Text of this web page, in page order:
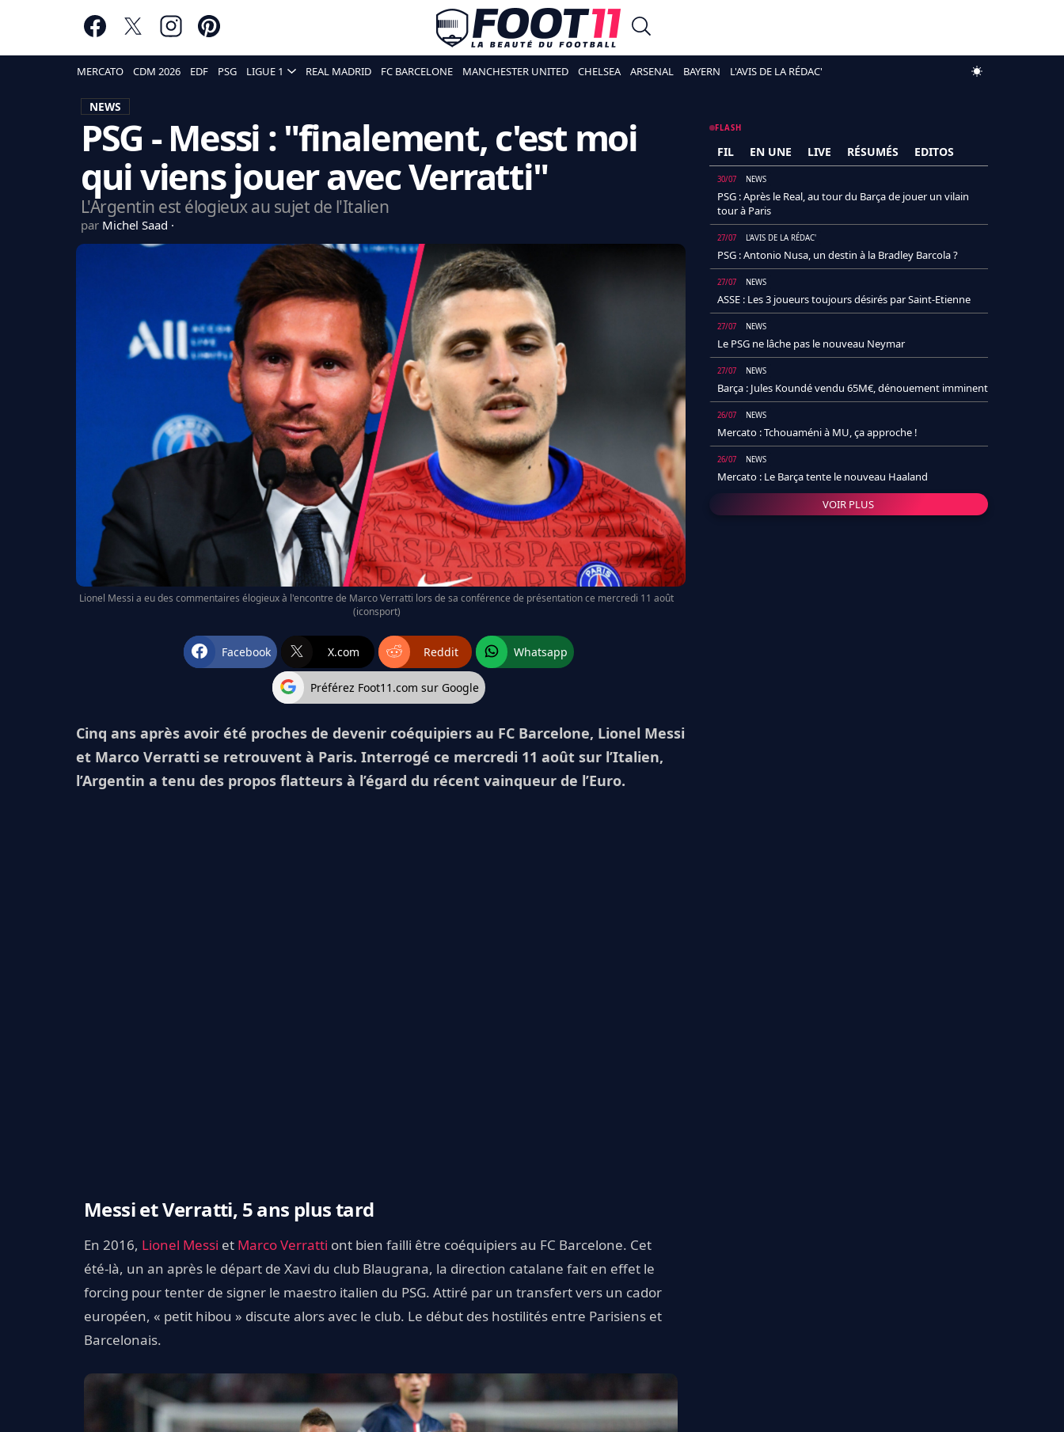
MERCATO CDM 2026 EDF PSG LIGUE 1 REAL MADRID FC BARCELONE MANCHESTER UNITED CHELSEA ARSENAL BAYERN L'AVIS DE LA RÉDAC'
NEWS
PSG - Messi : "finalement, c'est moi
qui viens jouer avec Verratti"
L'Argentin est élogieux au sujet de l'Italien
par Michel Saad
Lionel Messi a eu des commentaires élogieux à l'encontre de Marco Verratti lors de sa conférence de présentation ce mercredi 11 août
(iconsport)
Facebook X.com Reddit Whatsapp
Préférez Foot11.com sur Google
Cinq ans après avoir été proches de devenir coéquipiers au FC Barcelone, Lionel Messi
et Marco Verratti se retrouvent à Paris. Interrogé ce mercredi 11 août sur l’Italien,
l’Argentin a tenu des propos flatteurs à l’égard du récent vainqueur de l’Euro.
Messi et Verratti, 5 ans plus tard
En 2016, Lionel Messi et Marco Verratti ont bien failli être coéquipiers au FC Barcelone. Cet
été-là, un an après le départ de Xavi du club Blaugrana, la direction catalane fait en effet le
forcing pour tenter de signer le maestro italien du PSG. Attiré par un transfert vers un cador
européen, « petit hibou » discute alors avec le club. Le début des hostilités entre Parisiens et
Barcelonais.
FLASH
FIL EN UNE LIVE RÉSUMÉS EDITOS
30/07 NEWS
PSG : Après le Real, au tour du Barça de jouer un vilain
tour à Paris
27/07 L'AVIS DE LA RÉDAC'
PSG : Antonio Nusa, un destin à la Bradley Barcola ?
27/07 NEWS
ASSE : Les 3 joueurs toujours désirés par Saint-Etienne
27/07 NEWS
Le PSG ne lâche pas le nouveau Neymar
27/07 NEWS
Barça : Jules Koundé vendu 65M€, dénouement imminent
26/07 NEWS
Mercato : Tchouaméni à MU, ça approche !
26/07 NEWS
Mercato : Le Barça tente le nouveau Haaland
VOIR PLUS